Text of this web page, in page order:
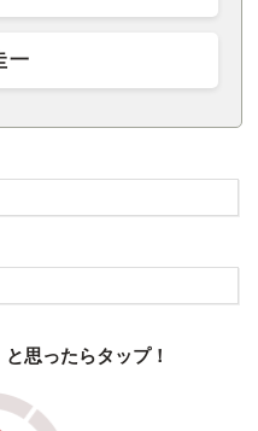
一
思ったらタップ！